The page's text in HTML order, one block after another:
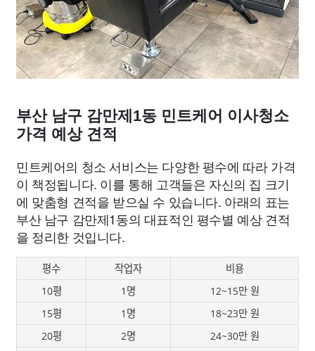
부산 남구 감만제1동 민트케어 이사청소
가격 예상 견적
민트케어의 청소 서비스는 다양한 평수에 따라 가격
이 책정됩니다. 이를 통해 고객들은 자신의 집 크기
에 맞춤형 견적을 받으실 수 있습니다. 아래의 표는
부산 남구 감만제1동의 대표적인 평수별 예상 견적
을 정리한 것입니다.
평수 작업자
비용
10평
1명
12~15만 원
15평
1명
18~23만 원
20평
2명
24~30만 원